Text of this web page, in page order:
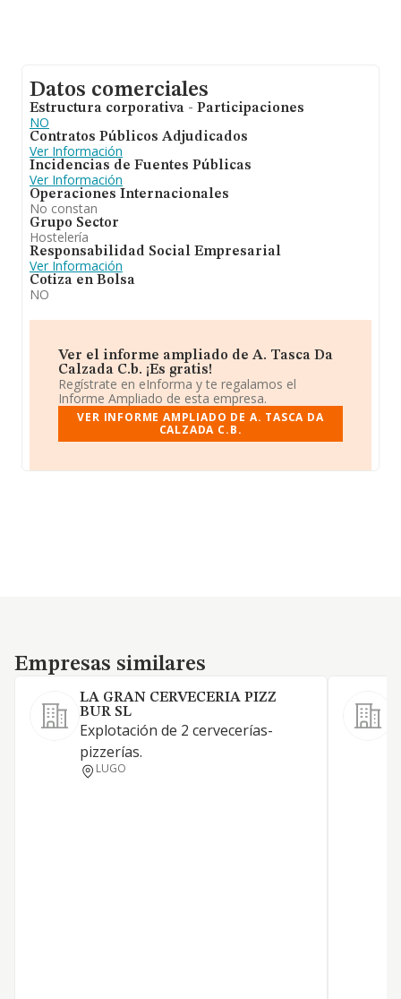
Datos comerciales
Estructura corporativa - Participaciones
NO
Contratos Públicos Adjudicados
Ver Información
Incidencias de Fuentes Públicas
Ver Información
Operaciones Internacionales
No constan
Grupo Sector
Hostelería
Responsabilidad Social Empresarial
Ver Información
Cotiza en Bolsa
NO
Ver el informe ampliado de A. Tasca Da
Calzada C.b. ¡Es gratis!
Regístrate en eInforma y te regalamos el
Informe Ampliado de esta empresa.
VER INFORME AMPLIADO DE A. TASCA DA
CALZADA C.B.
Empresas similares
Empresas similares
LA GRAN CERVECERIA PIZZ
BUR SL
Explotación de 2 cervecerías-
pizzerías.
LUGO